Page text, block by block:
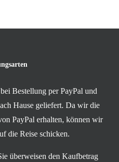
Bestellung per PayPal und
Hause geliefert. Da wir die
PayPal erhalten, können wir
die Reise schicken.
überweisen den Kaufbetrag